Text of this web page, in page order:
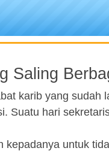
Saling
karib yang
Suatu hari
kepadanya untuk